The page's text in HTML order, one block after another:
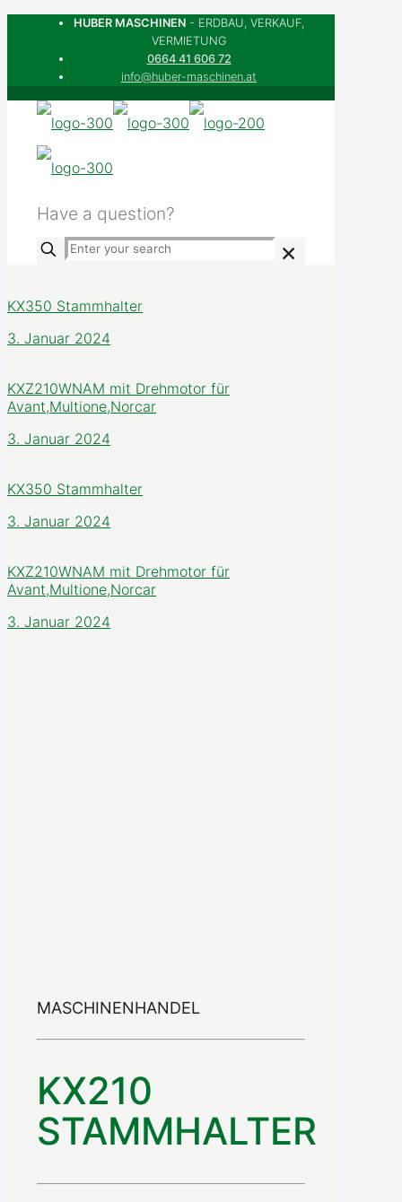
HUBER MASCHINEN - ERDBAU, VERKAUF,
VERMIETUNG
0664 41 606 72
info@huber-maschinen.at
Have a question?
✕
KX350 Stammhalter
3. Januar 2024
KXZ210WNAM mit Drehmotor für
Avant,Multione,Norcar
3. Januar 2024
KX350 Stammhalter
3. Januar 2024
KXZ210WNAM mit Drehmotor für
Avant,Multione,Norcar
3. Januar 2024
MASCHINENHANDEL
KX210
STAMMHALTER